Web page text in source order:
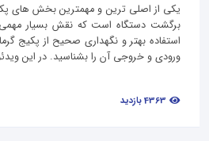
یکی از اصلی ترین و مهمترین بخش های
برگشت دستگاه است که نقش بسیار مهمی
استفاده بهتر و نگهداری صحیح از پکیج
ورودی و خروجی آن را بشناسید. در این